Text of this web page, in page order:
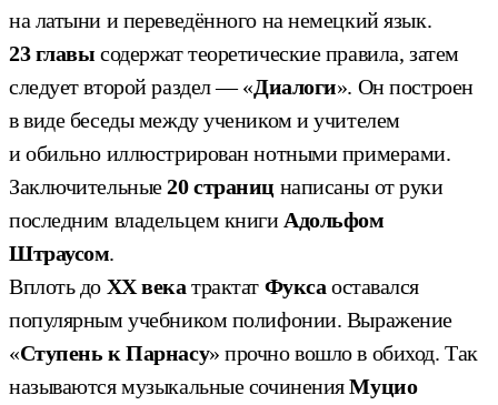
на латыни и переведённого на немецкий язык.
23 главы содержат теоретические правила, затем
следует второй раздел — «Диалоги». Он построен
в виде беседы между учеником и учителем
и обильно иллюстрирован нотными примерами.
Заключительные20 страниц написаны от руки
последним владельцем книги Адольфом
Штраусом.
Вплоть до XX века трактат Фукса оставался
популярным учебником полифонии. Выражение
«Ступень к Парнасу» прочно вошло в обиход. Так
называются музыкальные сочиненияМуцио